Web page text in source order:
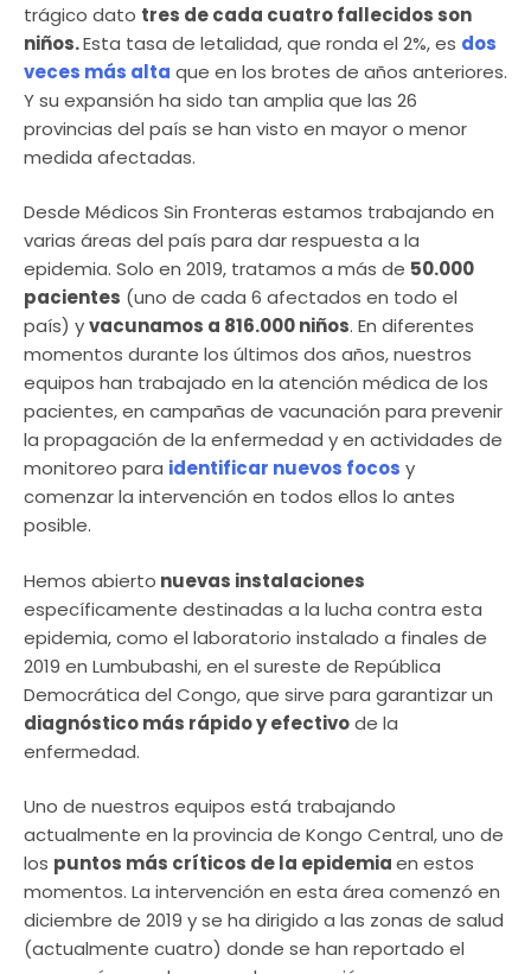
trágico dato tres de cada cuatro fallecidos son
niños.Esta tasa de letalidad, que ronda el 2%, es dos
veces más alta que en los brotes de años anteriores.
Y su expansión ha sido tan amplia que las 26
provincias del país se han visto en mayor o menor
medida afectadas.
Desde Médicos Sin Fronteras estamos trabajando en
varias áreas del país para dar respuesta a la
epidemia. Solo en 2019, tratamos a más de 50.000
pacientes (uno de cada 6 afectados en todo el
país) yvacunamos a 816.000 niños. En diferentes
momentos durante los últimos dos años, nuestros
equipos han trabajado en la atención médica de los
pacientes, en campañas de vacunación para prevenir
la propagación de la enfermedad y en actividades de
monitoreo para identificar nuevos focos y
comenzar la intervención en todos ellos lo antes
posible.
Hemos abierto nuevas instalaciones
específicamente destinadas a la lucha contra esta
epidemia, como el laboratorio instalado a finales de
2019 en Lumbubashi, en el sureste de República
Democrática del Congo, que sirve para garantizar un
diagnóstico más rápido y efectivode la
enfermedad.
Uno de nuestros equipos está trabajando
actualmente en la provincia de Kongo Central, uno de
los puntos más críticos de la epidemiaen estos
momentos. La intervención en esta área comenzó en
diciembre de 2019 y se ha dirigido a las zonas de salud
(actualmente cuatro) donde se han reportado el